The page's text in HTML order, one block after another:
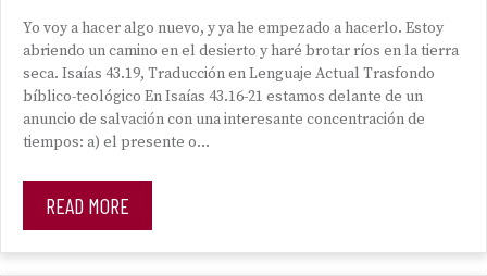
Yo voy a hacer algo nuevo, y ya he empezado a hacerlo. Estoy
abriendo un camino en el desierto y haré brotar ríos en la tierra
seca. Isaías 43.19, Traducción en Lenguaje Actual Trasfondo
bíblico-teológico En Isaías 43.16-21 estamos delante de un
anuncio de salvación con una interesante concentración de
tiempos: a) el presente o…
READ MORE